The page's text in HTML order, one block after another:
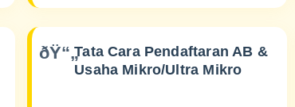
Tata Cara Pendaftaran AB &
Usaha Mikro/Ultra Mikro